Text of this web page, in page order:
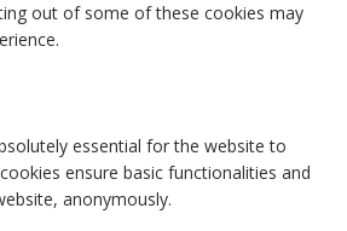
out of some of these cookies may
essential for the website to
ensure basic functionalities and
anonymously.